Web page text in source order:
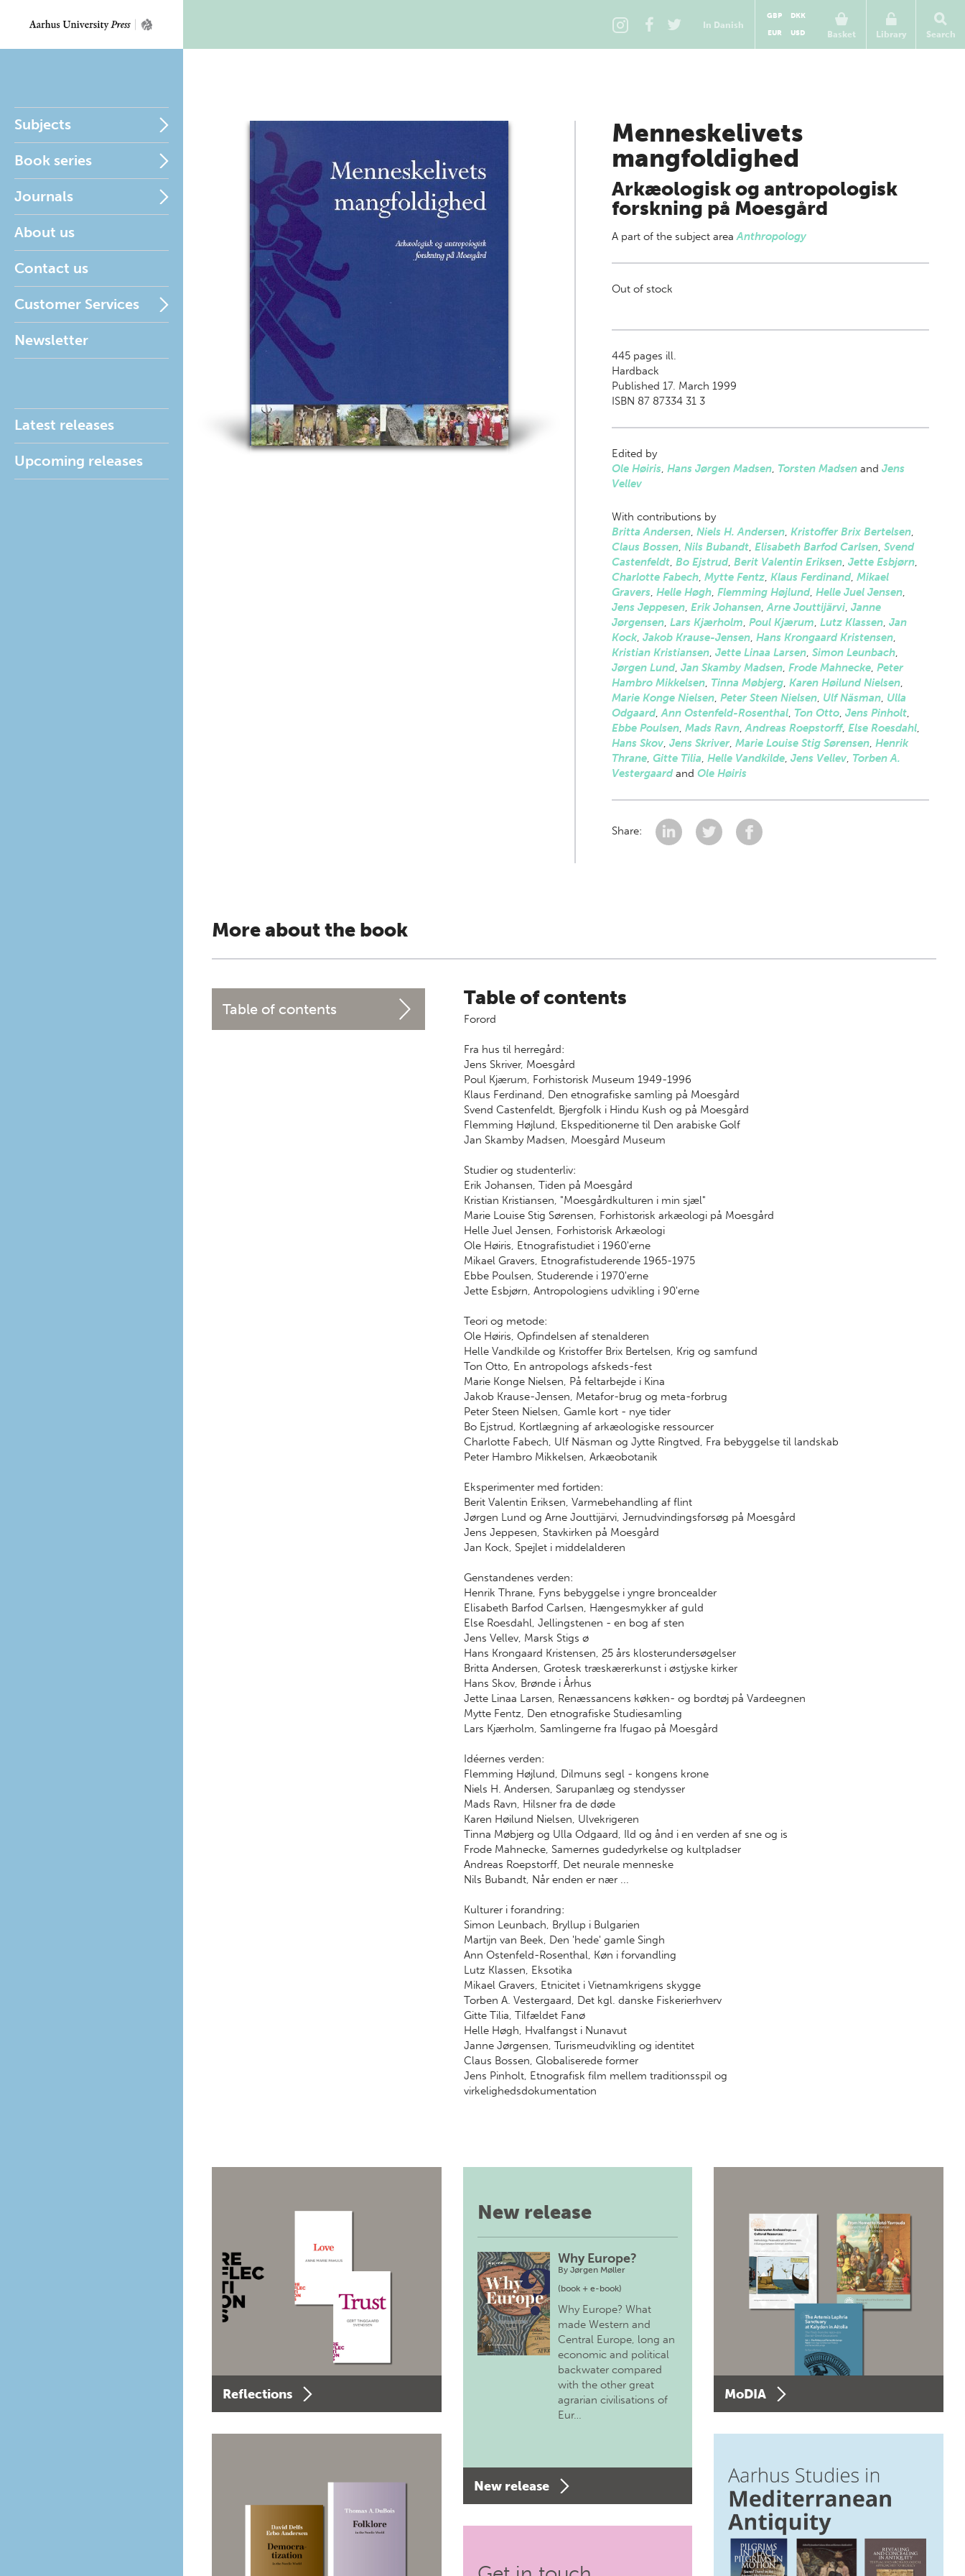
In Danish
Basket
GBP
DKK
EUR
USD Library Search
Subjects
Book series
Journals
About us
Contact us
Customer Services
Newsletter
Latest releases
Upcoming releases
Menneskelivets
mangfoldighed
Arkæologisk og antropologisk
forskning på Moesgård
A part of the subject areaAnthropology
Out of stock
445pages ill.
Hardback
Published 17. March 1999
ISBN 87 87334 31 3
Edited by
Ole Høiris, Hans Jørgen Madsen, Torsten Madsenand Jens
Vellev
With contributions by
Britta Andersen, Niels H. Andersen, Kristoffer Brix Bertelsen,
Claus Bossen, Nils Bubandt, Elisabeth Barfod Carlsen, Svend
Castenfeldt, Bo Ejstrud, Berit Valentin Eriksen, Jette Esbjørn,
Charlotte Fabech, Mytte Fentz, Klaus Ferdinand, Mikael
Gravers, Helle Høgh, Flemming Højlund, Helle Juel Jensen,
Jens Jeppesen, Erik Johansen,Arne Jouttijärvi, Janne
Jørgensen, Lars Kjærholm, Poul Kjærum, Lutz Klassen, Jan
Kock, Jakob Krause-Jensen, Hans Krongaard Kristensen,
Kristian Kristiansen, Jette Linaa Larsen, Simon Leunbach,
Jørgen Lund, Jan Skamby Madsen, Frode Mahnecke, Peter
Hambro Mikkelsen, Tinna Møbjerg, Karen Høilund Nielsen,
Marie Konge Nielsen, Peter Steen Nielsen, Ulf Näsman, Ulla
Odgaard,Ann Ostenfeld-Rosenthal, Ton Otto, Jens Pinholt,
Ebbe Poulsen, Mads Ravn,Andreas Roepstorff, Else Roesdahl,
Hans Skov, Jens Skriver, Marie Louise Stig Sørensen, Henrik
Thrane, Gitte Tilia, Helle Vandkilde, Jens Vellev, Torben A.
Vestergaardand Ole Høiris
Share:
More about the book
Table of contents Table of contents
Forord
Fra hus til herregård:
Jens Skriver, Moesgård
Poul Kjærum, Forhistorisk Museum 1949-1996
Klaus Ferdinand, Den etnografiske samling på Moesgård
Svend Castenfeldt, Bjergfolk i Hindu Kush og på Moesgård
Flemming Højlund, Ekspeditionerne til Den arabiske Golf
Jan Skamby Madsen, Moesgård Museum
Studier og studenterliv:
Erik Johansen, Tiden på Moesgård
Kristian Kristiansen, "Moesgårdkulturen i min sjæl"
Marie Louise Stig Sørensen, Forhistorisk arkæologi på Moesgård
Helle Juel Jensen, Forhistorisk Arkæologi
Ole Høiris, Etnografistudiet i 1960'erne
Mikael Gravers, Etnografistuderende 1965-1975
Ebbe Poulsen, Studerende i 1970'erne
Jette Esbjørn, Antropologiens udvikling i 90'erne
Teori og metode:
Ole Høiris, Opfindelsen af stenalderen
Helle Vandkilde og Kristoffer Brix Bertelsen, Krig og samfund
Ton Otto, En antropologs afskeds-fest
Marie Konge Nielsen, På feltarbejde i Kina
Jakob Krause-Jensen, Metafor-brug og meta-forbrug
Peter Steen Nielsen, Gamle kort - nye tider
Bo Ejstrud, Kortlægning af arkæologiske ressourcer
Charlotte Fabech, Ulf Näsman og Jytte Ringtved, Fra bebyggelse til landskab
Peter Hambro Mikkelsen, Arkæobotanik
Eksperimenter med fortiden:
Berit Valentin Eriksen, Varmebehandling af flint
Jørgen Lund og Arne Jouttijärvi, Jernudvindingsforsøg på Moesgård
Jens Jeppesen, Stavkirken på Moesgård
Jan Kock, Spejlet i middelalderen
Genstandenes verden:
Henrik Thrane, Fyns bebyggelse i yngre broncealder
Elisabeth Barfod Carlsen, Hængesmykker af guld
Else Roesdahl, Jellingstenen - en bog af sten
Jens Vellev, Marsk Stigs ø
Hans Krongaard Kristensen, 25 års klosterundersøgelser
Britta Andersen, Grotesk træskærerkunst i østjyske kirker
Hans Skov, Brønde i Århus
Jette Linaa Larsen, Renæssancens køkken- og bordtøj på Vardeegnen
Mytte Fentz, Den etnografiske Studiesamling
Lars Kjærholm, Samlingerne fra Ifugao på Moesgård
Idéernes verden:
Flemming Højlund, Dilmuns segl - kongens krone
Niels H. Andersen, Sarupanlæg og stendysser
Mads Ravn, Hilsner fra de døde
Karen Høilund Nielsen, Ulvekrigeren
Tinna Møbjerg og Ulla Odgaard, Ild og ånd i en verden af sne og is
Frode Mahnecke, Samernes gudedyrkelse og kultpladser
Andreas Roepstorff, Det neurale menneske
Nils Bubandt, Når enden er nær ...
Kulturer i forandring:
Simon Leunbach, Bryllup i Bulgarien
Martijn van Beek, Den 'hede' gamle Singh
Ann Ostenfeld-Rosenthal, Køn i forvandling
Lutz Klassen, Eksotika
Mikael Gravers, Etnicitet i Vietnamkrigens skygge
Torben A. Vestergaard, Det kgl. danske Fiskerierhverv
Gitte Tilia, Tilfældet Fanø
Helle Høgh, Hvalfangst i Nunavut
Janne Jørgensen, Turismeudvikling og identitet
Claus Bossen, Globaliserede former
Jens Pinholt, Etnografisk film mellem traditionsspil og
virkelighedsdokumentation
Reflections
New release
Why Europe?
By Jørgen Møller
(book + e-book)
Why Europe? What
made Western and
Central Europe, long an
economic and political
backwater compared
with the other great
agrarian civilisations of
Eur…
New release
MoDIA